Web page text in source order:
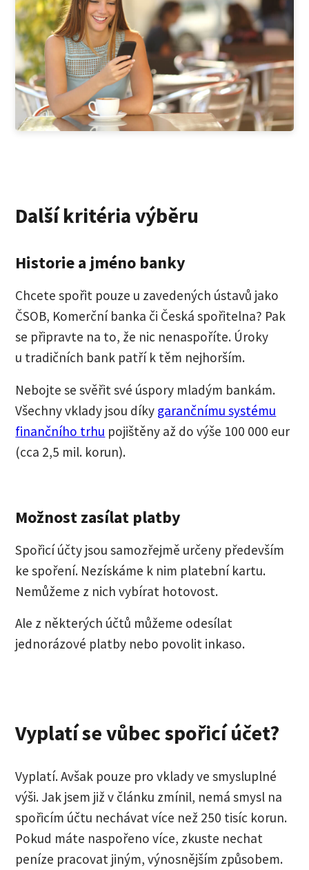
Další kritéria výběru
Historie a jméno banky
Chcete spořit pouze u zavedených ústavů jako
ČSOB, Komerční banka či Česká spořitelna? Pak
se připravte na to, že nic nenaspoříte. Úroky
u tradičních bank patří k těm nejhorším.
Nebojte se svěřit své úspory mladým bankám.
Všechny vklady jsou díky garančnímu systému
finančního trhu pojištěny až do výše 100 000 eur
(cca 2,5 mil. korun).
Možnost zasílat platby
Spořicí účty jsou samozřejmě určeny především
ke spoření. Nezískáme k nim platební kartu.
Nemůžeme z nich vybírat hotovost.
Ale z některých účtů můžeme odesílat
jednorázové platby nebo povolit inkaso.
Vyplatí se vůbec spořicí účet?
Vyplatí. Avšak pouze pro vklady ve smysluplné
výši. Jak jsem již v článku zmínil, nemá smysl na
spořicím účtu nechávat více než 250 tisíc korun.
Pokud máte naspořeno více, zkuste nechat
peníze pracovat jiným, výnosnějším způsobem.